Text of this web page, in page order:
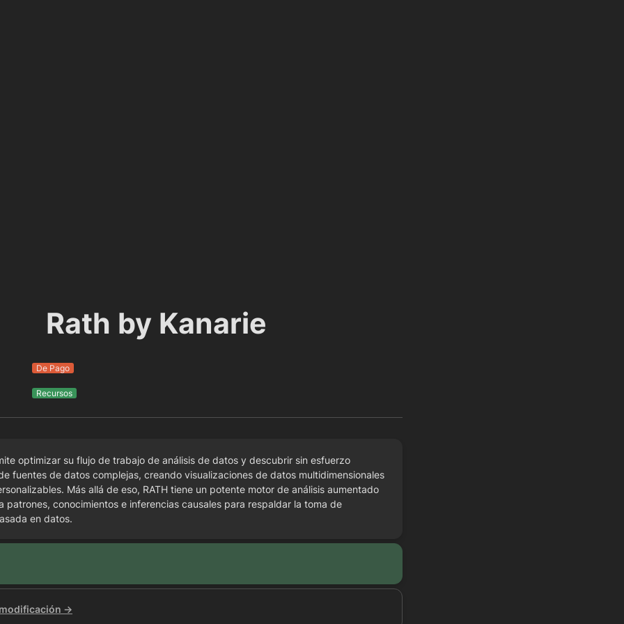
Rath by Kanarie
De Pago
Recursos
optimizar su flujo de trabajo de análisis de datos y descubrir sin esfuerzo
fuentes de datos complejas, creando visualizaciones de datos multidimensionales
Más allá de eso, RATH tiene un potente motor de análisis aumentado
patrones, conocimientos e inferencias causales para respaldar la toma de
en datos.
→